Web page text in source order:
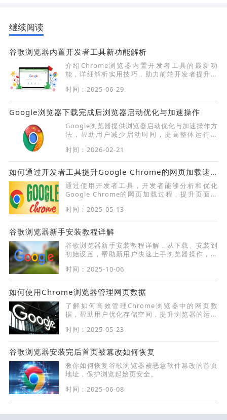
继续阅读
谷歌浏览器内置开发者工具新功能解析
介绍Chrome浏览器内置开发者工具的最新功
能，详细解析实用技巧，助力前端开发者提升调
时间：2025-06-29
Google浏览器下载完成后浏览器启动优化与加速操作
Google浏览器提供浏览器启动优化与加速操作方
法，帮助用户减少启动时间，提高整体运行速
时间：2026-02-21
如何通过开发者工具提升Google Chrome的网页加载速度
通过使用开发者工具，开发者能够分析和优化
Google Chrome的网页加载过程，提升页面加
时间：2025-05-13
谷歌浏览器新手安装教程详解
谷歌浏览器新手安装教程详解，从下载、安装到
初始设置，帮助新用户快速上手浏览器操作，并
时间：2025-10-06
如何使用Chrome浏览器管理网页数据
了解如何高效管理Chrome浏览器中的网页数
据，帮助用户优化存储空间，提升浏览器的运行
时间：2025-05-23
谷歌浏览器安装完后首页被篡改如何恢复
教你如何恢复谷歌浏览器被恶意软件篡改的首页
地址，保护浏览起始页安全。
时间：2025-06-08